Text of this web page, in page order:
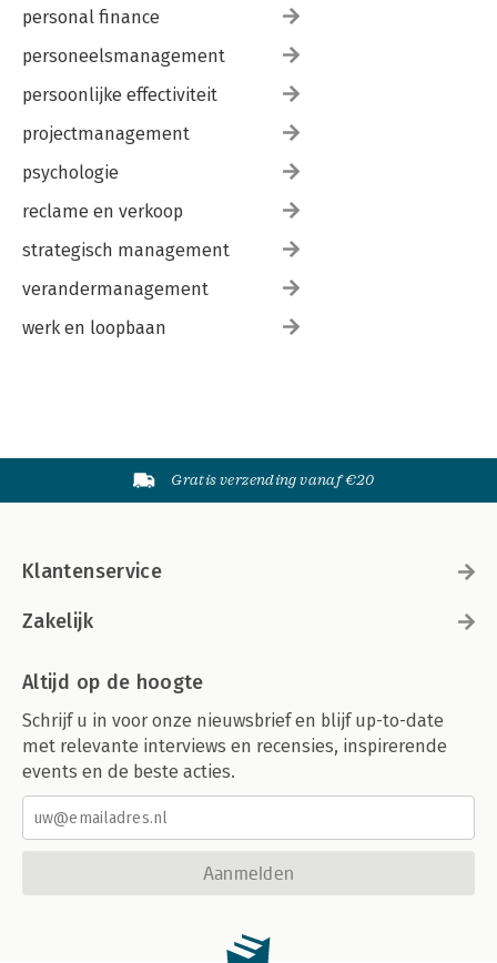
personal finance
personeelsmanagement
persoonlijke effectiviteit
projectmanagement
psychologie
reclame en verkoop
strategisch management
verandermanagement
werk en loopbaan
Gratis verzending vanaf €20
Klantenservice
Zakelijk
Altijd op de hoogte
Schrijf u in voor onze nieuwsbrief en blijf up-to-date
met relevante interviews en recensies, inspirerende
events en de beste acties.
Aanmelden